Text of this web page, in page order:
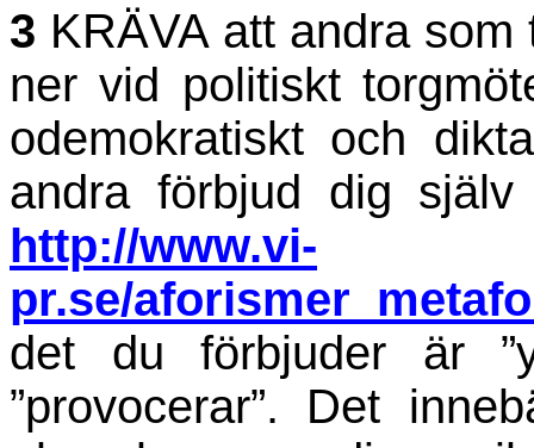
3 KRÄVA att andra
ner vid politiskt
odemokratiskt och
andra förbjud dig
http://www.vi-
pr.se/
det du förbjuder är
”provocerar”. Det